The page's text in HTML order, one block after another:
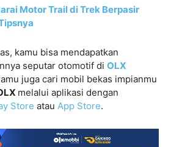
Motor Trail di Trek Berpasir
kamu bisa mendapatkan
seputar otomotif di OLX
juga cari mobil bekas impianmu
melalui aplikasi dengan
Store atau App Store.